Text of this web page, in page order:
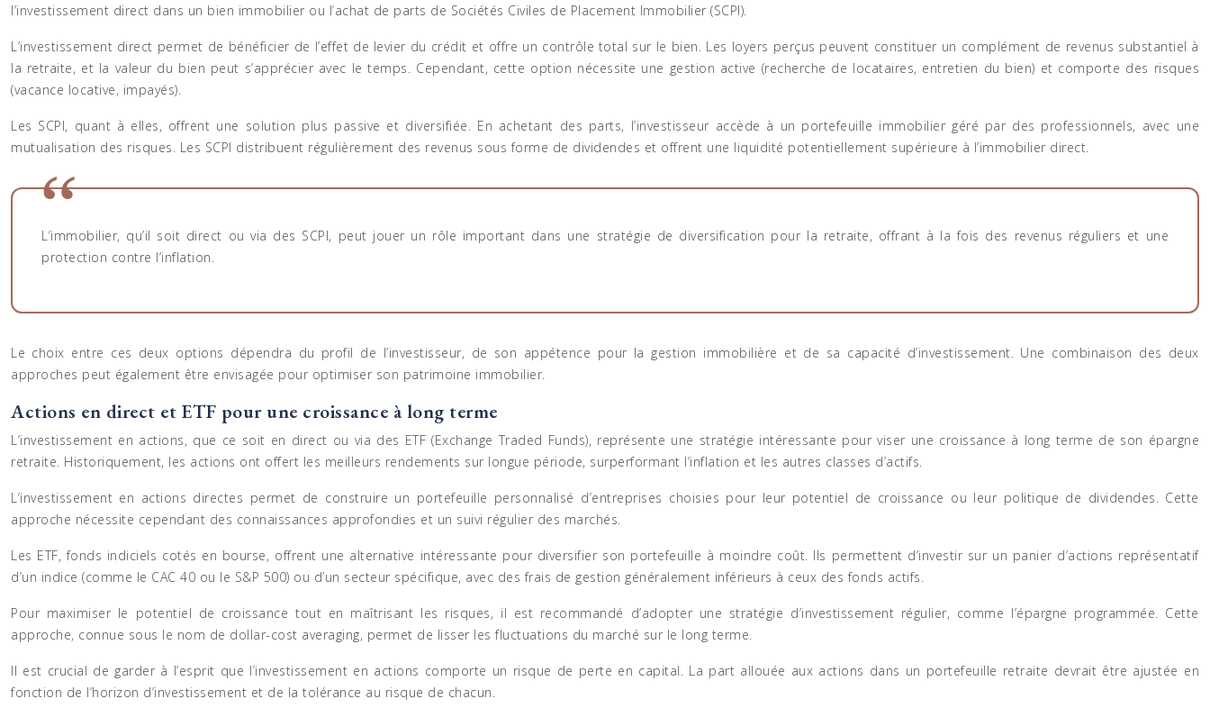
l’investissement direct dans un bien immobilier ou l’achat de parts de Sociétés Civiles de Placement Immobilier (SCPI).
L’investissement direct permet de bénéficier de l’effet de levier du crédit et offre un contrôle total sur le bien. Les loyers perçus peuvent constituer un complément de revenus substantiel à
la retraite, et la valeur du bien peut s’apprécier avec le temps. Cependant, cette option nécessite une gestion active (recherche de locataires, entretien du bien) et comporte des risques
(vacance locative, impayés).
Les SCPI, quant à elles, offrent une solution plus passive et diversifiée. En achetant des parts, l’investisseur accède à un portefeuille immobilier géré par des professionnels, avec une
mutualisation des risques. Les SCPI distribuent régulièrement des revenus sous forme de dividendes et offrent une liquidité potentiellement supérieure à l’immobilier direct.
L’immobilier, qu’il soit direct ou via des SCPI, peut jouer un rôle important dans une stratégie de diversification pour la retraite, offrant à la fois des revenus réguliers et une
protection contre l’inflation.
Le choix entre ces deux options dépendra du profil de l’investisseur, de son appétence pour la gestion immobilière et de sa capacité d’investissement. Une combinaison des deux
approches peut également être envisagée pour optimiser son patrimoine immobilier.
Actions en direct et ETF pour une croissance à long terme
L’investissement en actions, que ce soit en direct ou via des ETF (Exchange Traded Funds), représente une stratégie intéressante pour viser une croissance à long terme de son épargne
retraite. Historiquement, les actions ont offert les meilleurs rendements sur longue période, surperformant l’inflation et les autres classes d’actifs.
L’investissement en actions directes permet de construire un portefeuille personnalisé d’entreprises choisies pour leur potentiel de croissance ou leur politique de dividendes. Cette
approche nécessite cependant des connaissances approfondies et un suivi régulier des marchés.
Les ETF, fonds indiciels cotés en bourse, offrent une alternative intéressante pour diversifier son portefeuille à moindre coût. Ils permettent d’investir sur un panier d’actions représentatif
d’un indice (comme le CAC 40 ou le S&P 500) ou d’un secteur spécifique, avec des frais de gestion généralement inférieurs à ceux des fonds actifs.
Pour maximiser le potentiel de croissance tout en maîtrisant les risques, il est recommandé d’adopter une stratégie d’investissement régulier, comme l’épargne programmée. Cette
approche, connue sous le nom de dollar-cost averaging, permet de lisser les fluctuations du marché sur le long terme.
Il est crucial de garder à l’esprit que l’investissement en actions comporte un risque de perte en capital. La part allouée aux actions dans un portefeuille retraite devrait être ajustée en
fonction de l’horizon d’investissement et de la tolérance au risque de chacun.